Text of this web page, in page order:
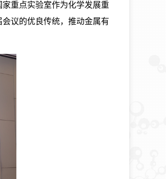
重点实验室作为化学发展重
议的优良传统，推动金属有